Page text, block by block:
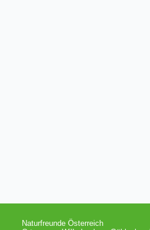
Naturfreunde Österreich